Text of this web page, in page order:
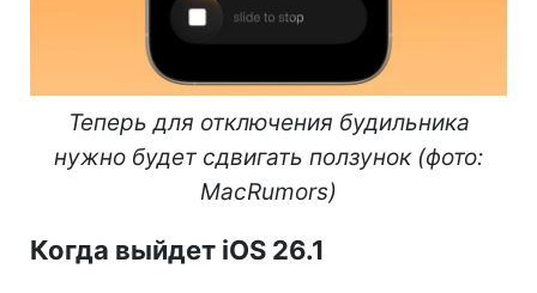
Теперь для отключения будильника
нужно будет сдвигать ползунок (фото:
MacRumors)
Когда выйдет iOS 26.1